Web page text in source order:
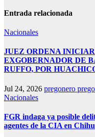
Entrada relacionada
Nacionales
JUEZ ORDENA
EXGOBERNADOR DE
RUFFO, POR
Jul 24, 2026 pregonero
Nacionales
FGR indaga ya posible
agentes de la CIA en